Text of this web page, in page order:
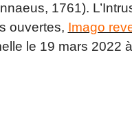
1761).
ouvertes, Imago
le 19 mars 2022